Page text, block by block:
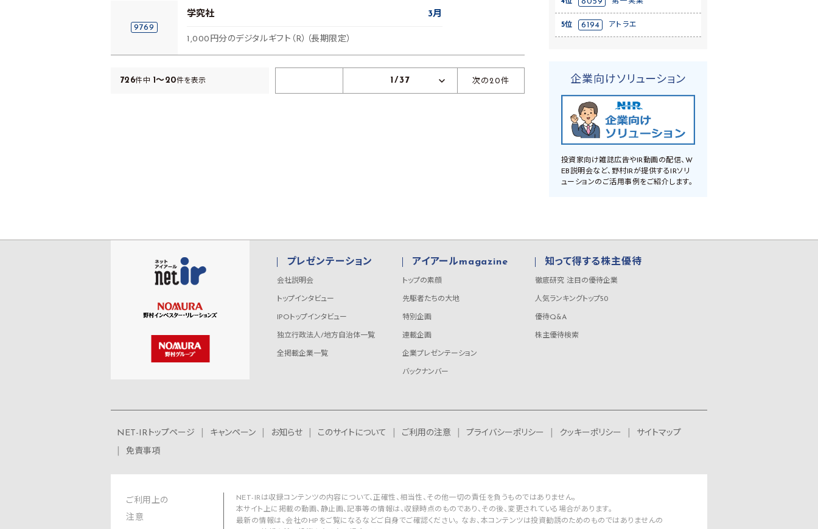
9769
学究社 3月
1,000円分のデジタルギフト（R）（長期限定）
726件中 1～20件を表示 1/37 次の20件
8059
5位 6194 アトラエ
企業向けソリューション
投資家向け雑誌広告やIR動画の配信、W
EB説明会など、野村IRが提供するIRソリ
ューションのご活用事例をご紹介します。
プレゼンテーション
会社説明会
トップインタビュー
IPOトップインタビュー
独立行政法人/地方自治体一覧
全掲載企業一覧
アイアールmagazine
トップの素顔
先駆者たちの大地
特別企画
連載企画
企業プレゼンテーション
バックナンバー
知って得する株主優待
徹底研究 注目の優待企業
人気ランキングトップ50
優待Q&A
株主優待検索
NET-IRトップページ キャンペーン お知らせ このサイトについて ご利用の注意 プライバシーポリシー クッキーポリシー
サイトマップ
免責事項
ご利用上の
注意
NET-IRは収録コンテンツの内容について、正確性、相当性、その他一切の責任を負うものではありません。
本サイト上に掲載の動画、静止画、記事等の情報は、収録時点のものであり、その後、変更されている場合があります。
最新の情報は、会社のHPをご覧になるなどご自身でご確認ください。 なお、本コンテンツは投資勧誘のためのものではありませんの